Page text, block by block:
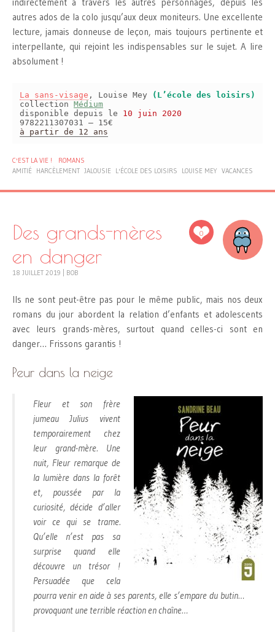
autres ados de la colo jusqu’aux deux moniteurs. Une excellente
lecture, jamais donneuse de leçon, mais toujours pertinente et
interpellante, qui rejoint les indispensables sur le sujet. A lire
absolument !
La sans-visage , Louise Mey
(L’école des loisirs)
collection Médium
disponible depuis le 10 juin 2020
9782211307031 – 15€
à partir de 12 ans
C'EST LA VIE !
ROMANS
AMITIÉ
HARCÈLEMENT JALOUSIE L'ÉCOLE DES LOISIRS LOUISE MEY VACANCES
0
Des grands-mères
en danger
18 JUILLET 2019 BOB
Ils ne sont peut-être pas pour le même public, mais nos deux
romans du jour abordent la relation d’enfants et adolescents
avec leurs grands-mères, surtout quand celles-ci sont en
danger… Frissons garantis !
Peur dans la neige
Fleur et son frère
jumeau Julius vivent
temporairement chez
leur grand-mère. Une
nuit, Fleur remarque de
la lumière dans la forêt
et, poussée par la
curiosité, décide d’aller
voir ce qui se trame.
Qu’elle n’est pas sa
surprise quand elle
découvre un trésor !
Persuadée que cela
pourra venir en aide à ses parents, elle s’empare du butin…
provoquant une terrible réaction en chaîne…